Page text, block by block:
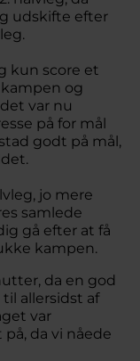
udskifte efter
kun score et
og
var nu
på for mål
godt på mål,
jo mere
samlede
gå efter at få
kampen.
da en god
allersidst af
var
da vi nåede